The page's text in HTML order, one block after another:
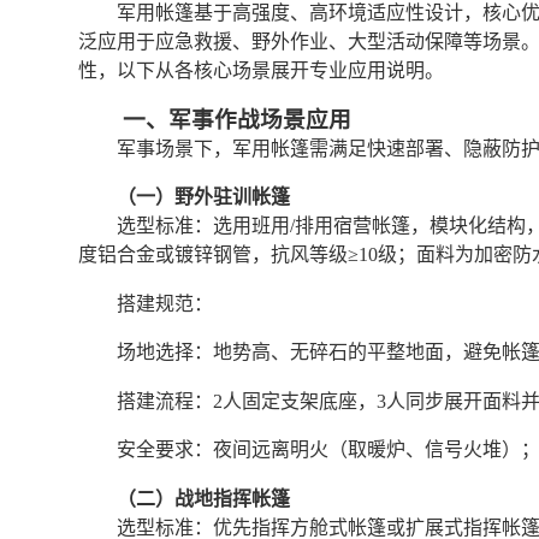
军用帐篷基于高强度、高环境适应性设计，核心
泛应用于应急救援、野外作业、大型活动保障等场景
性，以下从各核心场景展开专业应用说明。
一、军事作战场景应用
军事场景下，军用帐篷需满足快速部署、隐蔽防
（一）野外驻训帐篷
选型标准：选用班用/排用宿营帐篷，模块化结构
度铝合金或镀锌钢管，抗风等级≥10级；面料为加密防
搭建规范：
场地选择：地势高、无碎石的平整地面，避免帐
搭建流程：2人固定支架底座，3人同步展开面料
安全要求：夜间远离明火（取暖炉、信号火堆）
（二）战地指挥帐篷
选型标准：优先指挥方舱式帐篷或扩展式指挥帐